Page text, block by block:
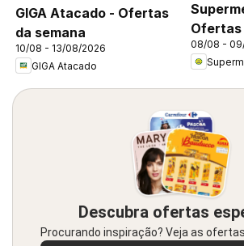
GIGA Atacado - Ofertas
da semana
10/08 - 13/08/2026
GIGA Atacado
Ofertas
08/08 -
Descubra ofertas
Procurando inspiração? Veja as